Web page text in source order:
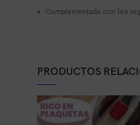
Complementada con los
PRODUCTOS